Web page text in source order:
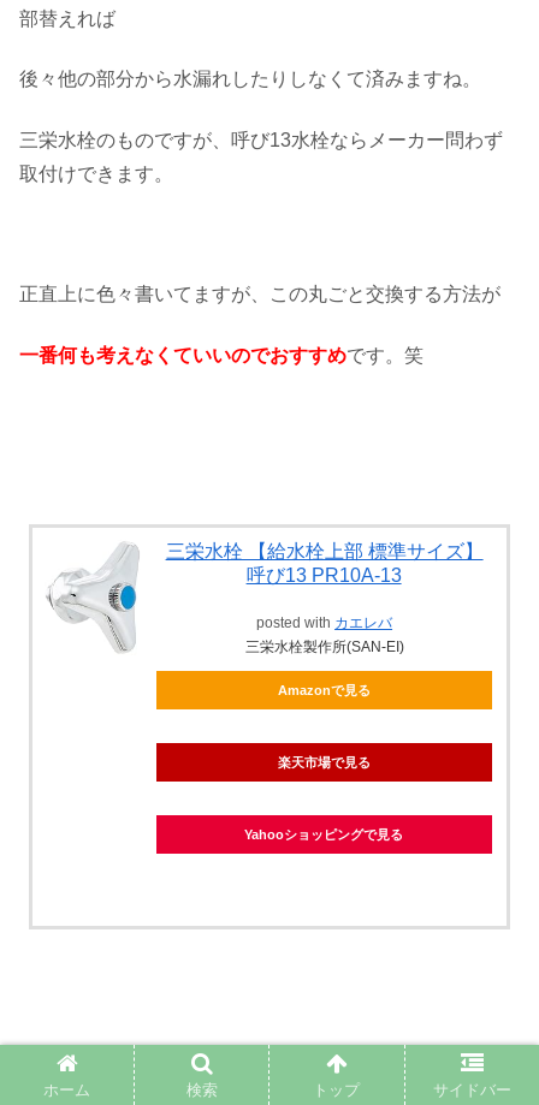
部替えれば
後々他の部分から水漏れしたりしなくて済みますね。
三栄水栓のものですが、呼び13水栓ならメーカー問わず
取付けできます。
正直上に色々書いてますが、この丸ごと交換する方法が
一番何も考えなくていいのでおすすめです。笑
三栄水栓 【給水栓上部 標準サイズ】
呼び13 PR10A-13
posted with カエレバ
三栄水栓製作所(SAN-EI)
Amazonで見る
楽天市場で見る
Yahooショッピングで見る
ホーム 検索 トップ サイドバー